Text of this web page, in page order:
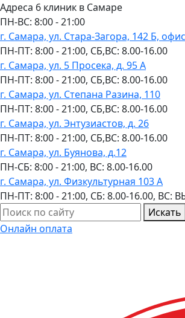
Адреса 6 клиник в Самаре
ПН-ВC: 8:00 - 21:00
г. Самара, ул. Стара-Загора, 142 Б,
ПН-ПТ: 8:00 - 21:00, СБ,ВС: 8.00-16.00
г. Самара, ул. 5 Просека, д. 95 А
ПН-ПТ: 8:00 - 21:00, СБ,ВС: 8.00-16.00
г. Самара, ул. Степана Разина, 110
ПН-ПТ: 8:00 - 21:00, СБ,ВС: 8.00-16.00
г. Самара, ул. Энтузиастов, д. 26
ПН-ПТ: 8:00 - 21:00, СБ,ВС: 8.00-16.00
г. Самара, ул. Буянова, д.12
ПН-СБ: 8:00 - 21:00, ВС: 8.00-16.00
г. Самара, ул. Физкультурная 103 А
ПН-ПТ: 8:00 - 21:00, СБ: 8.00-16.00, ВС:
Искать
Онлайн оплата